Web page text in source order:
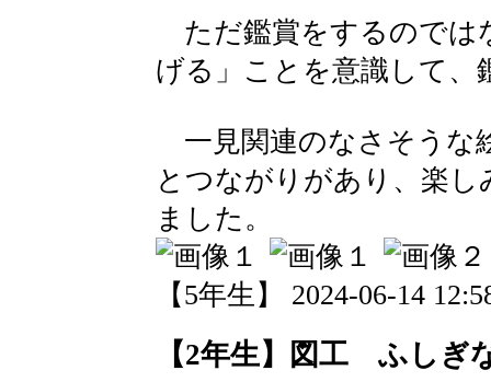
ただ鑑賞をするのでは
げる」ことを意識して、
一見関連のなさそうな
とつながりがあり、楽
ました。
【5年生】 2024-06-14
【2年生】図工 ふしぎ